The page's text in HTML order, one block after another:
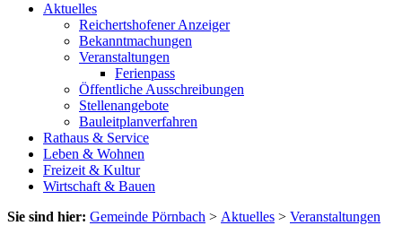
Aktuelles
Reichertshofener Anzeiger
Bekanntmachungen
Veranstaltungen
Ferienpass
Öffentliche Ausschreibungen
Stellenangebote
Bauleitplanverfahren
Rathaus & Service
Leben & Wohnen
Freizeit & Kultur
Wirtschaft & Bauen
Sie sind hier: Gemeinde Pörnbach > Aktuelles > Veranstaltungen